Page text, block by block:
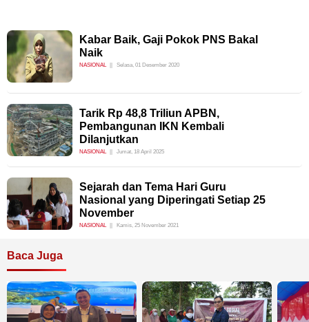
Kabar Baik, Gaji Pokok PNS Bakal
Naik
NASIONAL Selasa, 01 Desember 2020
Tarik Rp 48,8 Triliun APBN,
Pembangunan IKN Kembali
Dilanjutkan
NASIONAL Jumat, 18 April 2025
Sejarah dan Tema Hari Guru
Nasional yang Diperingati Setiap 25
November
NASIONAL Kamis, 25 November 2021
Baca Juga